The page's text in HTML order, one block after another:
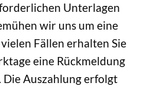
Unterlagen
wir uns um eine
Fällen erhalten Sie
eine Rückmeldung
Auszahlung erfolgt